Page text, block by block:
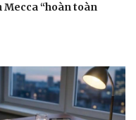
“hoàn toàn